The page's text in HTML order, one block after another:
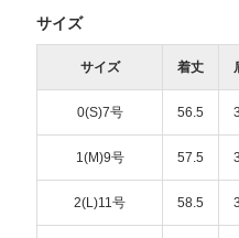
サイズ
サイズ 着丈
0(S)7号 56.5
1(M)9号 57.5
2(L)11号 58.5